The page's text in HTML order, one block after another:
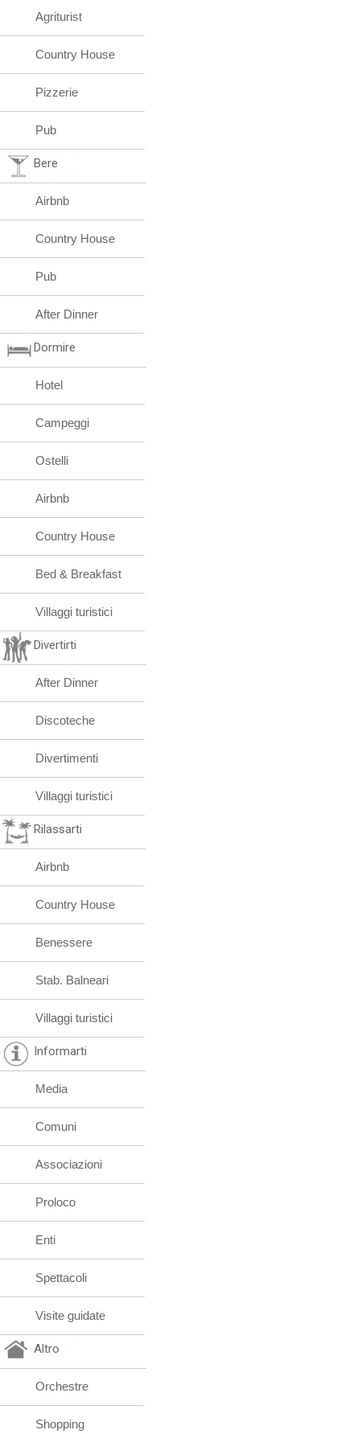
Agriturist
Country House
Pizzerie
Pub
Bere
Airbnb
Country House
Pub
After Dinner
Dormire
Hotel
Campeggi
Ostelli
Airbnb
Country House
Bed & Breakfast
Villaggi turistici
Divertirti
After Dinner
Discoteche
Divertimenti
Villaggi turistici
Rilassarti
Airbnb
Country House
Benessere
Stab. Balneari
Villaggi turistici
Informarti
Media
Comuni
Associazioni
Proloco
Enti
Spettacoli
Visite guidate
Altro
Orchestre
Shopping